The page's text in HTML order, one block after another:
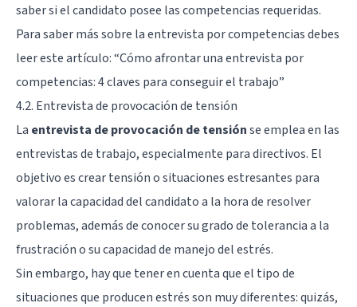
saber si el candidato posee las competencias requeridas.
Para saber más sobre la entrevista por competencias debes
leer este artículo: “Cómo afrontar una entrevista por
competencias: 4 claves para conseguir el trabajo”
4.2. Entrevista de provocación de tensión
La entrevista de provocación de tensiónse emplea en las
entrevistas de trabajo, especialmente para directivos. El
objetivo es crear tensión o situaciones estresantes para
valorar la capacidad del candidato a la hora de resolver
problemas, además de conocer su grado de tolerancia a la
frustración o su capacidad de manejo del estrés.
Sin embargo, hay que tener en cuenta que el tipo de
situaciones que producen estrés son muy diferentes: quizás,